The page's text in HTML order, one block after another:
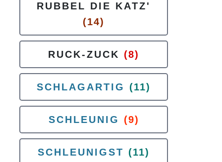
RUBBEL DIE KATZ'
(14)
RUCK-ZUCK (8)
SCHLAGARTIG (11)
SCHLEUNIG (9)
SCHLEUNIGST (11)